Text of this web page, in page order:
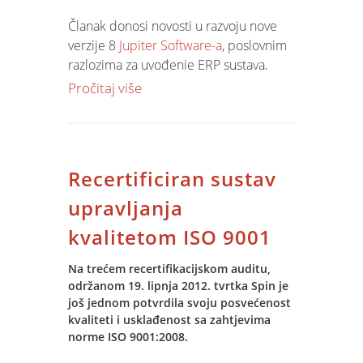
Uz Ivana, koji se ponovo pojavljuje kao
predavač u PM tracku (i to ne po
protekciji, nego kao jedan od najbolje
godina, da ne bude zabune), te moje
prije 4 godine i vlasnika DB tracka, tu je
suorganizator i vlasnik PM tracka (ove
godine je uspio izbjeći predavački
Ako vas je ovo zainteresiralo,
sudjelovati na konferenciji možete na
nekoliko načina. Prvo, kao članovi
Članak donosi novosti u razvoju nove
verzije 8 Jupiter Software-a, poslovnim
razlozima za uvođenje ERP sustava,
procesu implementacije i
Pročitaj više
Recertificiran sustav
upravljanja
kvalitetom ISO 9001
Na trećem recertifikacijskom auditu,
održanom 19. lipnja 2012. tvrtka Spin je
još jednom potvrdila svoju posvećenost
kvaliteti i usklađenost sa zahtjevima
norme ISO 9001:2008.